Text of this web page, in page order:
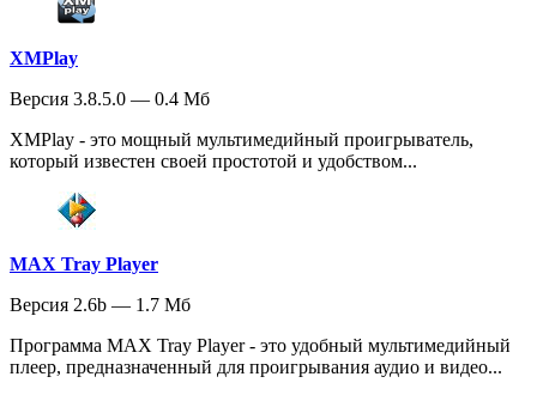
XMPlay
Версия 3.8.5.0 — 0.4 Мб
XMPlay - это мощный мультимедийный проигрыватель,
который известен своей простотой и удобством...
MAX Tray Player
Версия 2.6b — 1.7 Мб
Программа MAX Tray Player - это удобный мультимедийный
плеер, предназначенный для проигрывания аудио и видео...